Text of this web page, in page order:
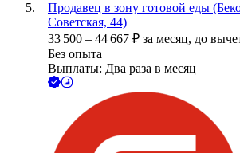
Продавец в зону готовой еды
Советская, 44)
33 500 – 44 667 ₽ за месяц, до
Без опыта
Выплаты: Два раза в месяц